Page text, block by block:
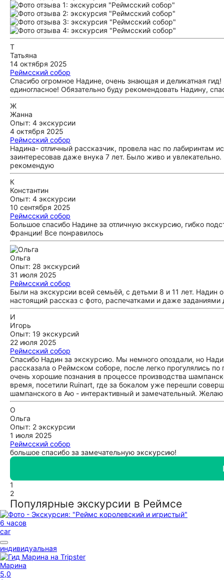
Т
Татьяна
14 октября 2025
Реймсский собор
Спасибо огромное Надине, очень знающая и деликатная
единогласное! Обязательно буду рекомендовать Надину,
Ж
Жанна
Опыт: 4 экскурсии
4 октября 2025
Реймсский собор
Надина- отличный рассказчик, провела нас по лабиринтам
заинтересовав даже внука 7 лет. Было живо и
рекомендую
К
Константин
Опыт: 4 экскурсии
10 сентября 2025
Реймсский собор
Большое спасибо Надине за отличную экскурсию, гибко
Франции! Все понравилось
Ольга
Опыт: 28 экскурсий
31 июля 2025
Реймсский собор
Были на экскурсии всей семьёй, с детьми 8 и 11 лет. Надин
настоящий рассказ с фото, распечатками и даже
И
Игорь
Опыт: 19 экскурсий
22 июля 2025
Реймсский собор
Спасибо Надин за экскурсию. Мы немного опоздали, но
рассказала о Реймском соборе, после легко прогулялись
очень хорошие познания в процессе производства
время, посетили Ruinart, где за бокалом уже перешли
шампанского в Аю - интерактивный и замечательный.
О
Ольга
Опыт: 2 экскурсии
1 июля 2025
Реймсский собор
большое спасибо за замечательную экскурсию!
1
2
Популярные экскурсии в Реймсе
6 часов
car
индивидуальная
Марина
5,0